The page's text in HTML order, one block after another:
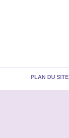
PLAN DU SITE